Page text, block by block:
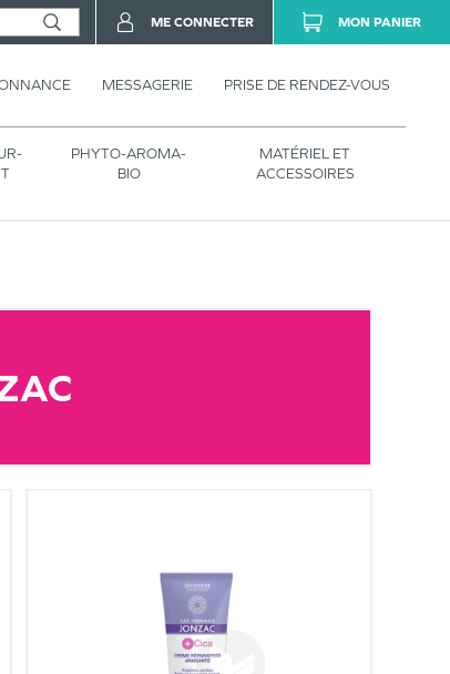
MESSAGERIE PRISE DE RENDEZ-VOUS
PHYTO-AROMA-
BIO
MATÉRIEL ET
ACCESSOIRES
ME CONNECTER MON PANIER